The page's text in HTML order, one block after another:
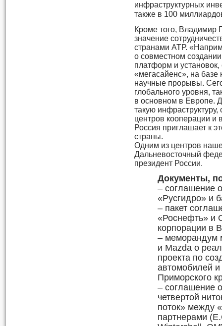
инфраструктурных
также в 100
Кроме того, Владимир
значение
странами АТР.
о совместном
платформ и
«мегасайенс», на
научные прорывы.
глобального уровня,
в основном в Европе.
такую
центров кооперации и
Россия приглашает к
страны.
Одним из центров
Дальневосточный
президент России.
Документы,
– соглашение
«Русгидро» и
– пакет
«Роснефть» и
корпорации в
– меморандум
и Mazda о
проекта по
автомобилей и
Приморского
– соглашение
четвертой
поток» между
партнерами